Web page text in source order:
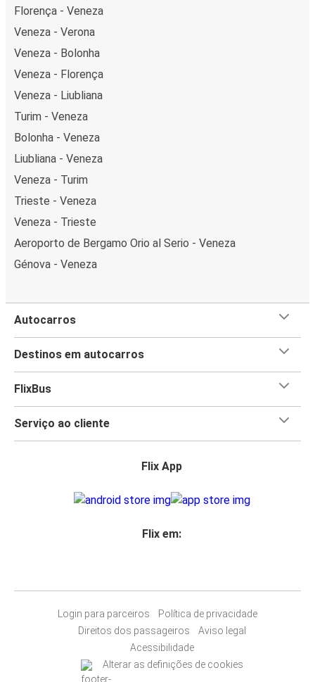
Florença - Veneza
Veneza - Verona
Veneza - Bolonha
Veneza - Florença
Veneza - Liubliana
Turim - Veneza
Bolonha - Veneza
Liubliana - Veneza
Veneza - Turim
Trieste - Veneza
Veneza - Trieste
Aeroporto de Bergamo Orio al Serio - Veneza
Génova - Veneza
Autocarros
Destinos em autocarros
FlixBus
Serviço ao cliente
Flix App
Flix em:
Login para parceiros
Política de privacidade
Direitos dos passageiros
Aviso legal
Acessibilidade
Alterar as definições de cookies